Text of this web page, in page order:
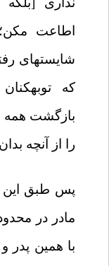
اطاعت
شایسته‏اى
که
بازگشت
را از آنچه
پس طبق این
مادر در
با همین پدر